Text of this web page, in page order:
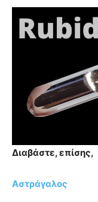
Διαβάστε, επίσης,
Αστράγαλος